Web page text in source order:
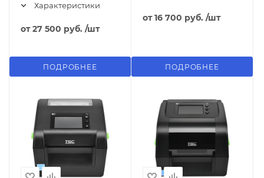
Характеристики
от27 500 руб. /шт
ПОДРОБНЕЕ
от16 700 руб. /шт
ПОДРОБНЕЕ